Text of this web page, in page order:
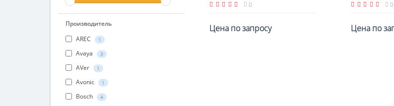
Производитель
AREC
1
Avaya 3
AVer 1
Avonic 1
Bosch 4
0
Цена по запросу
0
Цена по